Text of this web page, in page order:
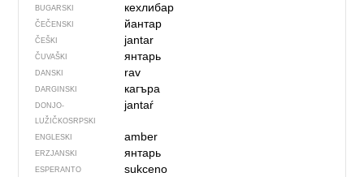
BUGARSKI кехлибар
ČEČENSKI йантар
ČEŠKI jantar
ČUVAŠKI янтарь
DANSKI rav
DARGINSKI кагъра
DONJO­
LUŽIČKOSRPSKI
jantaŕ
ENGLESKI amber
ERZJANSKI янтарь
ESPERANTO sukceno